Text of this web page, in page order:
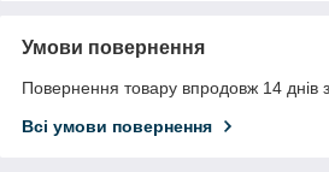
Умови повернення
Повернення товару впродовж 14 днів
Всі умови повернення